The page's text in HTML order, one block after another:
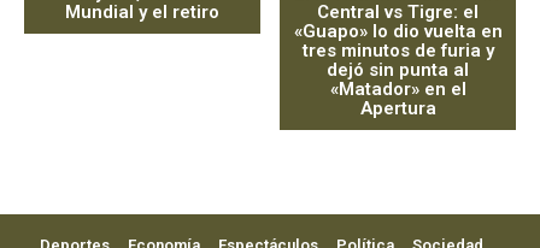
Mundial y el retiro
Central vs Tigre: el
«Guapo» lo dio vuelta en
tres minutos de furia y
dejó sin punta al
«Matador» en el
Apertura